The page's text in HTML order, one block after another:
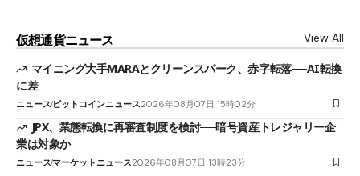
仮想通貨ニュース View All
マイニング大手MARAとクリーンスパーク、赤字転落──AI転換
に差
ニュースビットコインニュース2026年08月07日 15時02分
JPX、業態転換に再審査制度を検討──暗号資産トレジャリー企
業は対象か
ニュースマーケットニュース2026年08月07日 13時23分